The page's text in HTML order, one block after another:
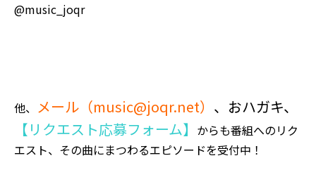
@music_joqr
他、 メール（music@joqr.net） 、おハガキ、
【リクエスト応募フォーム】 からも番組へのリク
エスト、その曲にまつわるエピソードを受付中！